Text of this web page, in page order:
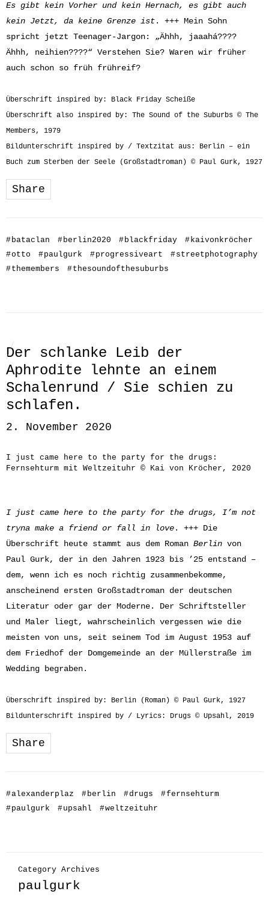
Es gibt kein Vorher und kein Hernach, es gibt auch
kein Jetzt, da keine Grenze ist. +++ Mein Sohn
spricht jetzt Teenager-Jargon: „Ähhh, jaaahá????
Ähhh, neihien????“ Verstehen Sie? Waren wir früher
auch schon so früh frühreif?
Überschrift inspired by: Black Friday Scheiße
Überschrift also inspired by: The Sound of the Suburbs © The
Members, 1979
Bildunterschrift inspired by / Textzitat aus: Berlin – ein
Buch zum Sterben der Seele (Großstadtroman) © Paul Gurk, 1927
Share
#bataclan #berlin2020 #blackfriday #kaivonkröcher
#otto #paulgurk #progressiveart #streetphotography
#themembers #thesoundofthesuburbs
Der schlanke Leib der
Aphrodite lehnte an einem
Schalenrund / Sie schien zu
schlafen.
2. November 2020
I just came here to the party for the drugs:
Fernsehturm mit Weltzeituhr © Kai von Kröcher, 2020
I just came here to the party for the drugs, I’m not
tryna make a friend or fall in love. +++ Die
Überschrift heute stammt aus dem Roman Berlin von
Paul Gurk, der in den Jahren 1923 bis ’25 entstand –
dem, wenn ich es noch richtig zusammenbekomme,
anscheinend ersten Großstadtroman der deutschen
Literatur oder gar der Moderne. Der Schriftsteller
und Maler liegt, wahrscheinlich vergessen wie die
meisten von uns, seit seinem Tod im August 1953 auf
dem Friedhof der Domgemeinde an der Müllerstraße im
Wedding begraben.
Überschrift inspired by: Berlin (Roman) © Paul Gurk, 1927
Bildunterschrift inspired by / Lyrics: Drugs © Upsahl, 2019
Share
#alexanderplaz #berlin #drugs #fernsehturm
#paulgurk #upsahl #weltzeituhr
Category Archives
paulgurk